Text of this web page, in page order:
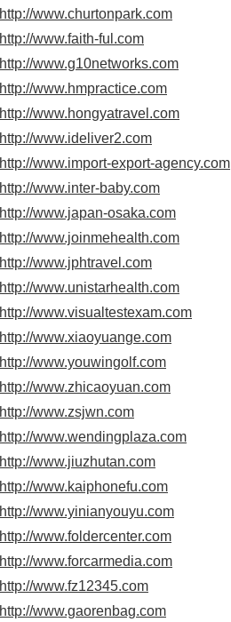
http://www.churtonpark.com
http://www.faith-ful.com
http://www.g10networks.com
http://www.hmpractice.com
http://www.hongyatravel.com
http://www.ideliver2.com
http://www.import-export-agency.com
http://www.inter-baby.com
http://www.japan-osaka.com
http://www.joinmehealth.com
http://www.jphtravel.com
http://www.unistarhealth.com
http://www.visualtestexam.com
http://www.xiaoyuange.com
http://www.youwingolf.com
http://www.zhicaoyuan.com
http://www.zsjwn.com
http://www.wendingplaza.com
http://www.jiuzhutan.com
http://www.kaiphonefu.com
http://www.yinianyouyu.com
http://www.foldercenter.com
http://www.forcarmedia.com
http://www.fz12345.com
http://www.gaorenbag.com